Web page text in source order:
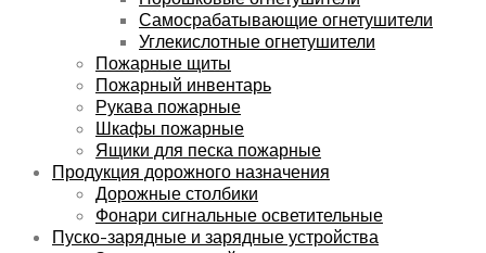
Самосрабатывающие огнетушители
Углекислотные огнетушители
Пожарные щиты
Пожарный инвентарь
Рукава пожарные
Шкафы пожарные
Ящики для песка пожарные
Продукция дорожного назначения
Дорожные столбики
Фонари сигнальные осветительные
Пуско-зарядные и зарядные устройства